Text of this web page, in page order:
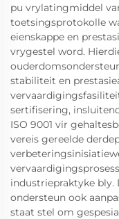
pu vrylatingmiddel
toetsingsprotokolle
eienskappe en
vrygestel word.
stabiliteit en
sertifisering,
ISO 9001 vir
vereis gereelde
industriepraktyke
ondersteun ook
staat stel om